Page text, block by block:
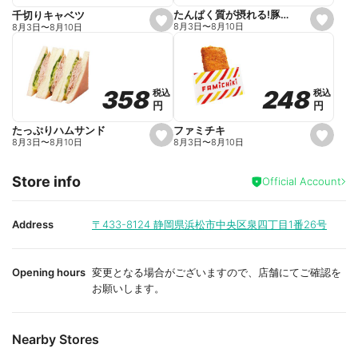
e
e
s
e
o
r
i
e
千切りキャベツ
8月3日〜8月10日
s
e
o
r
i
e
たんぱく質が摂れる!豚しゃぶのパスタサラダ
8月3日〜8月10日
s
e
i
t
358
358税込
税込
円
円
たっぷりハムサンド
8月3日〜8月10日
s
e
a
i
t
248
248 税込
税込
円
円
ファミチキ
8月3日〜8月10日
Store info Official Account
Address 〒433-8124 静岡県浜松市中央区泉四丁目1番26号
Opening hours 変更となる場合がございますので、店舗にてご確認を
お願いします。
Nearby Stores